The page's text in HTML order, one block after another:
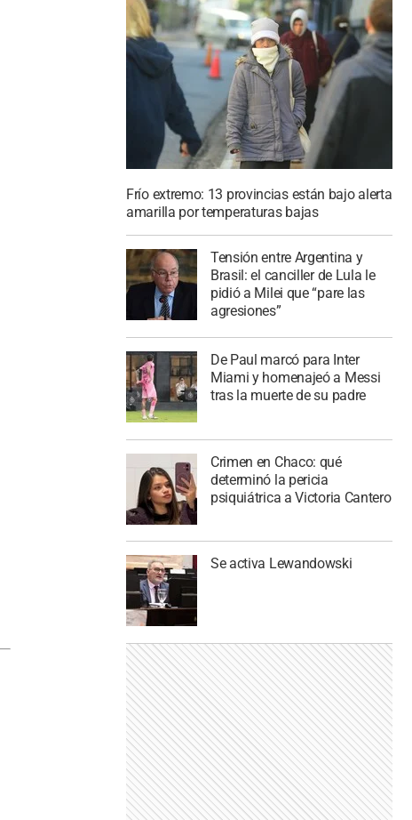
Frío extremo: 13 provincias están bajo alerta
amarilla por temperaturas bajas
Tensión entre Argentina y
Brasil: el canciller de Lula le
pidió a Milei que “pare las
agresiones”
De Paul marcó para Inter
Miami y homenajeó a Messi
tras la muerte de su padre
Crimen en Chaco: qué
determinó la pericia
psiquiátrica a Victoria Cantero
Se activa Lewandowski